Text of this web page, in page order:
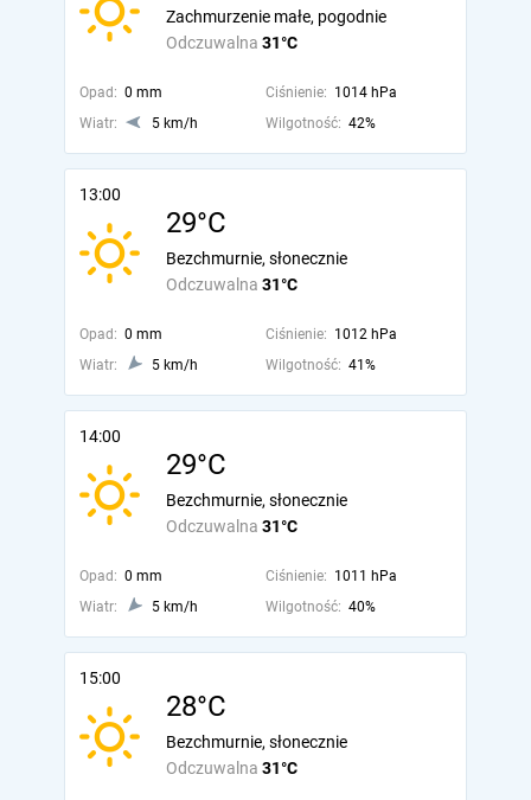
Odczuwalna 31°C
Zachmurzenie małe, pogodnie
Opad: 0 mm Ciśnienie: 1014 hPa
Wiatr:
5 km/h Wilgotność: 42%
13:00
29°C
Odczuwalna 31°C
Bezchmurnie, słonecznie
Opad: 0 mm Ciśnienie: 1012 hPa
Wiatr:
5 km/h Wilgotność: 41%
14:00
29°C
Odczuwalna 31°C
Bezchmurnie, słonecznie
Opad: 0 mm Ciśnienie: 1011 hPa
Wiatr:
5 km/h Wilgotność: 40%
15:00
28°C
Odczuwalna 31°C
Bezchmurnie, słonecznie